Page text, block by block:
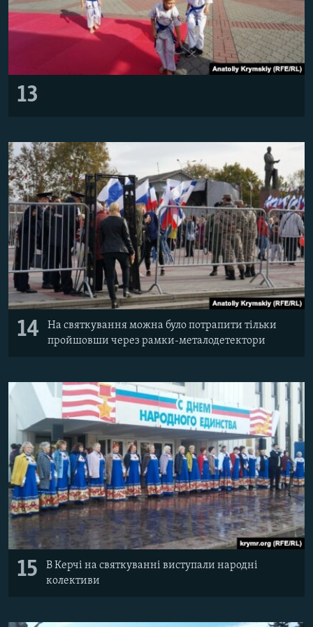
13
14
На святкування можна було потрапити тільки
пройшовши через рамки-металодетектори
15
В Керчі на святкуванні виступали народні
колективи